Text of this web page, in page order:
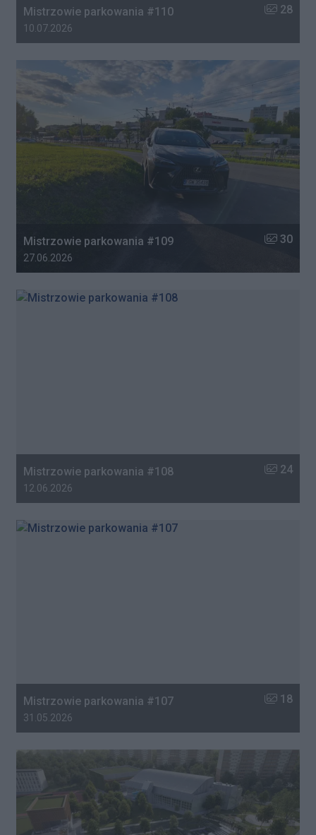
Mistrzowie parkowania #110 Liczba
28
Data dodania galerii:
10.07.2026
Mistrzowie parkowania #109 Liczba
30
Data dodania galerii:
27.06.2026
Mistrzowie parkowania #108 Liczba
24
Data dodania galerii:
12.06.2026
Mistrzowie parkowania #107 Liczba
18
Data dodania galerii:
31.05.2026